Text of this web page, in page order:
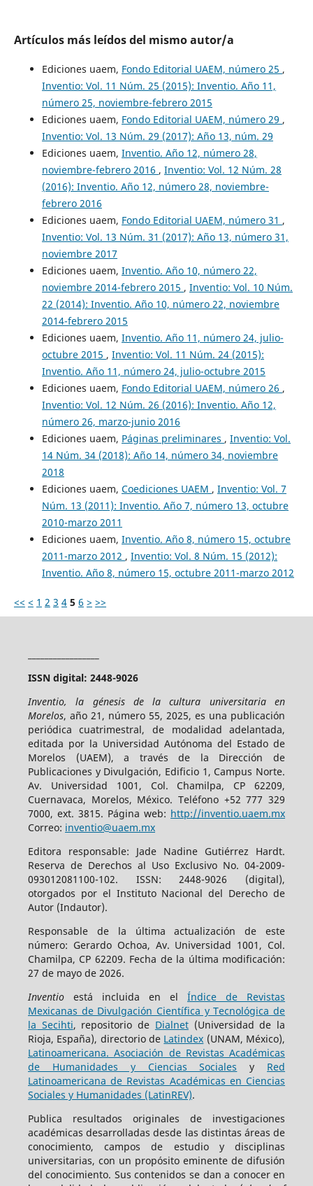
Artículos más leídos del mismo autor/a
Ediciones uaem, Fondo Editorial UAEM, número 25 ,
Inventio: Vol. 11 Núm. 25 (2015): Inventio. Año 11,
número 25, noviembre-febrero 2015
Ediciones uaem, Fondo Editorial UAEM, número 29 ,
Inventio: Vol. 13 Núm. 29 (2017): Año 13, núm. 29
Ediciones uaem, Inventio. Año 12, número 28,
noviembre-febrero 2016 , Inventio: Vol. 12 Núm. 28
(2016): Inventio. Año 12, número 28, noviembre-
febrero 2016
Ediciones uaem, Fondo Editorial UAEM, número 31 ,
Inventio: Vol. 13 Núm. 31 (2017): Año 13, número 31,
noviembre 2017
Ediciones uaem, Inventio. Año 10, número 22,
noviembre 2014-febrero 2015 , Inventio: Vol. 10 Núm.
22 (2014): Inventio. Año 10, número 22, noviembre
2014-febrero 2015
Ediciones uaem, Inventio. Año 11, número 24, julio-
octubre 2015 , Inventio: Vol. 11 Núm. 24 (2015):
Inventio. Año 11, número 24, julio-octubre 2015
Ediciones uaem, Fondo Editorial UAEM, número 26 ,
Inventio: Vol. 12 Núm. 26 (2016): Inventio. Año 12,
número 26, marzo-junio 2016
Ediciones uaem, Páginas preliminares , Inventio: Vol.
14 Núm. 34 (2018): Año 14, número 34, noviembre
2018
Ediciones uaem, Coediciones UAEM , Inventio: Vol. 7
Núm. 13 (2011): Inventio. Año 7, número 13, octubre
2010-marzo 2011
Ediciones uaem, Inventio. Año 8, número 15, octubre
2011-marzo 2012 , Inventio: Vol. 8 Núm. 15 (2012):
Inventio. Año 8, número 15, octubre 2011-marzo 2012
<< < 1 2 3 4 5 6 > >>
ISSN digital: 2448-9026
Inventio, la génesis de la cultura universitaria en
Morelos, año 21, número 55, 2025, es una publicación
periódica cuatrimestral, de modalidad adelantada,
editada por la Universidad Autónoma del Estado de
Morelos (UAEM), a través de la Dirección de
Publicaciones y Divulgación, Edificio 1, Campus Norte.
Av. Universidad 1001, Col. Chamilpa, CP 62209,
Cuernavaca, Morelos, México. Teléfono +52 777 329
7000, ext. 3815. Página web: http://inventio.uaem.mx
Correo: inventio@uaem.mx
Editora responsable: Jade Nadine Gutiérrez Hardt.
Reserva de Derechos al Uso Exclusivo No. 04-2009-
093012081100-102. ISSN: 2448-9026 (digital),
otorgados por el Instituto Nacional del Derecho de
Autor (Indautor).
Responsable de la última actualización de este
número: Gerardo Ochoa, Av. Universidad 1001, Col.
Chamilpa, CP 62209. Fecha de la última modificación:
27 de mayo de 2026.
Inventioestá incluida en elÍndice de Revistas
Mexicanas de Divulgación Científica y Tecnológica de
la Secihti, repositorio de Dialnet(Universidad de la
Rioja, España), directorio de Latindex (UNAM, México),
Latinoamericana. Asociación de Revistas Académicas
de Humanidades y Ciencias Sociales y Red
Latinoamericana de Revistas Académicas en Ciencias
Sociales y Humanidades (LatinREV).
Publica resultados originales de investigaciones
académicas desarrolladas desde las distintas áreas de
conocimiento, campos de estudio y disciplinas
universitarias, con un propósito eminente de difusión
del conocimiento. Sus contenidos se dan a conocer en